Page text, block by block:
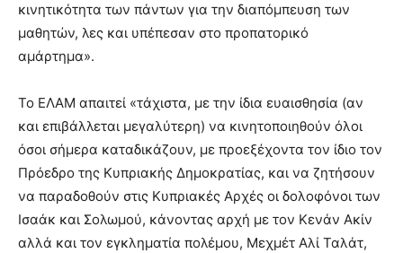
κινητικότητα των πάντων για την διαπόμπευση των
μαθητών, λες και υπέπεσαν στο προπατορικό
αμάρτημα».
Το ΕΛΑΜ απαιτεί «τάχιστα, με την ίδια ευαισθησία (αν
και επιβάλλεται μεγαλύτερη) να κινητοποιηθούν όλοι
όσοι σήμερα καταδικάζουν, με προεξέχοντα τον ίδιο τον
Πρόεδρο της Κυπριακής Δημοκρατίας, και να ζητήσουν
να παραδοθούν στις Κυπριακές Αρχές οι δολοφόνοι των
Ισαάκ και Σολωμού, κάνοντας αρχή με τον Κενάν Ακίν
αλλά και τον εγκληματία πολέμου, Μεχμέτ Αλί Ταλάτ,